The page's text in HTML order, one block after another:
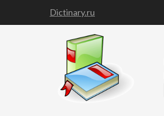
Dictinary.ru